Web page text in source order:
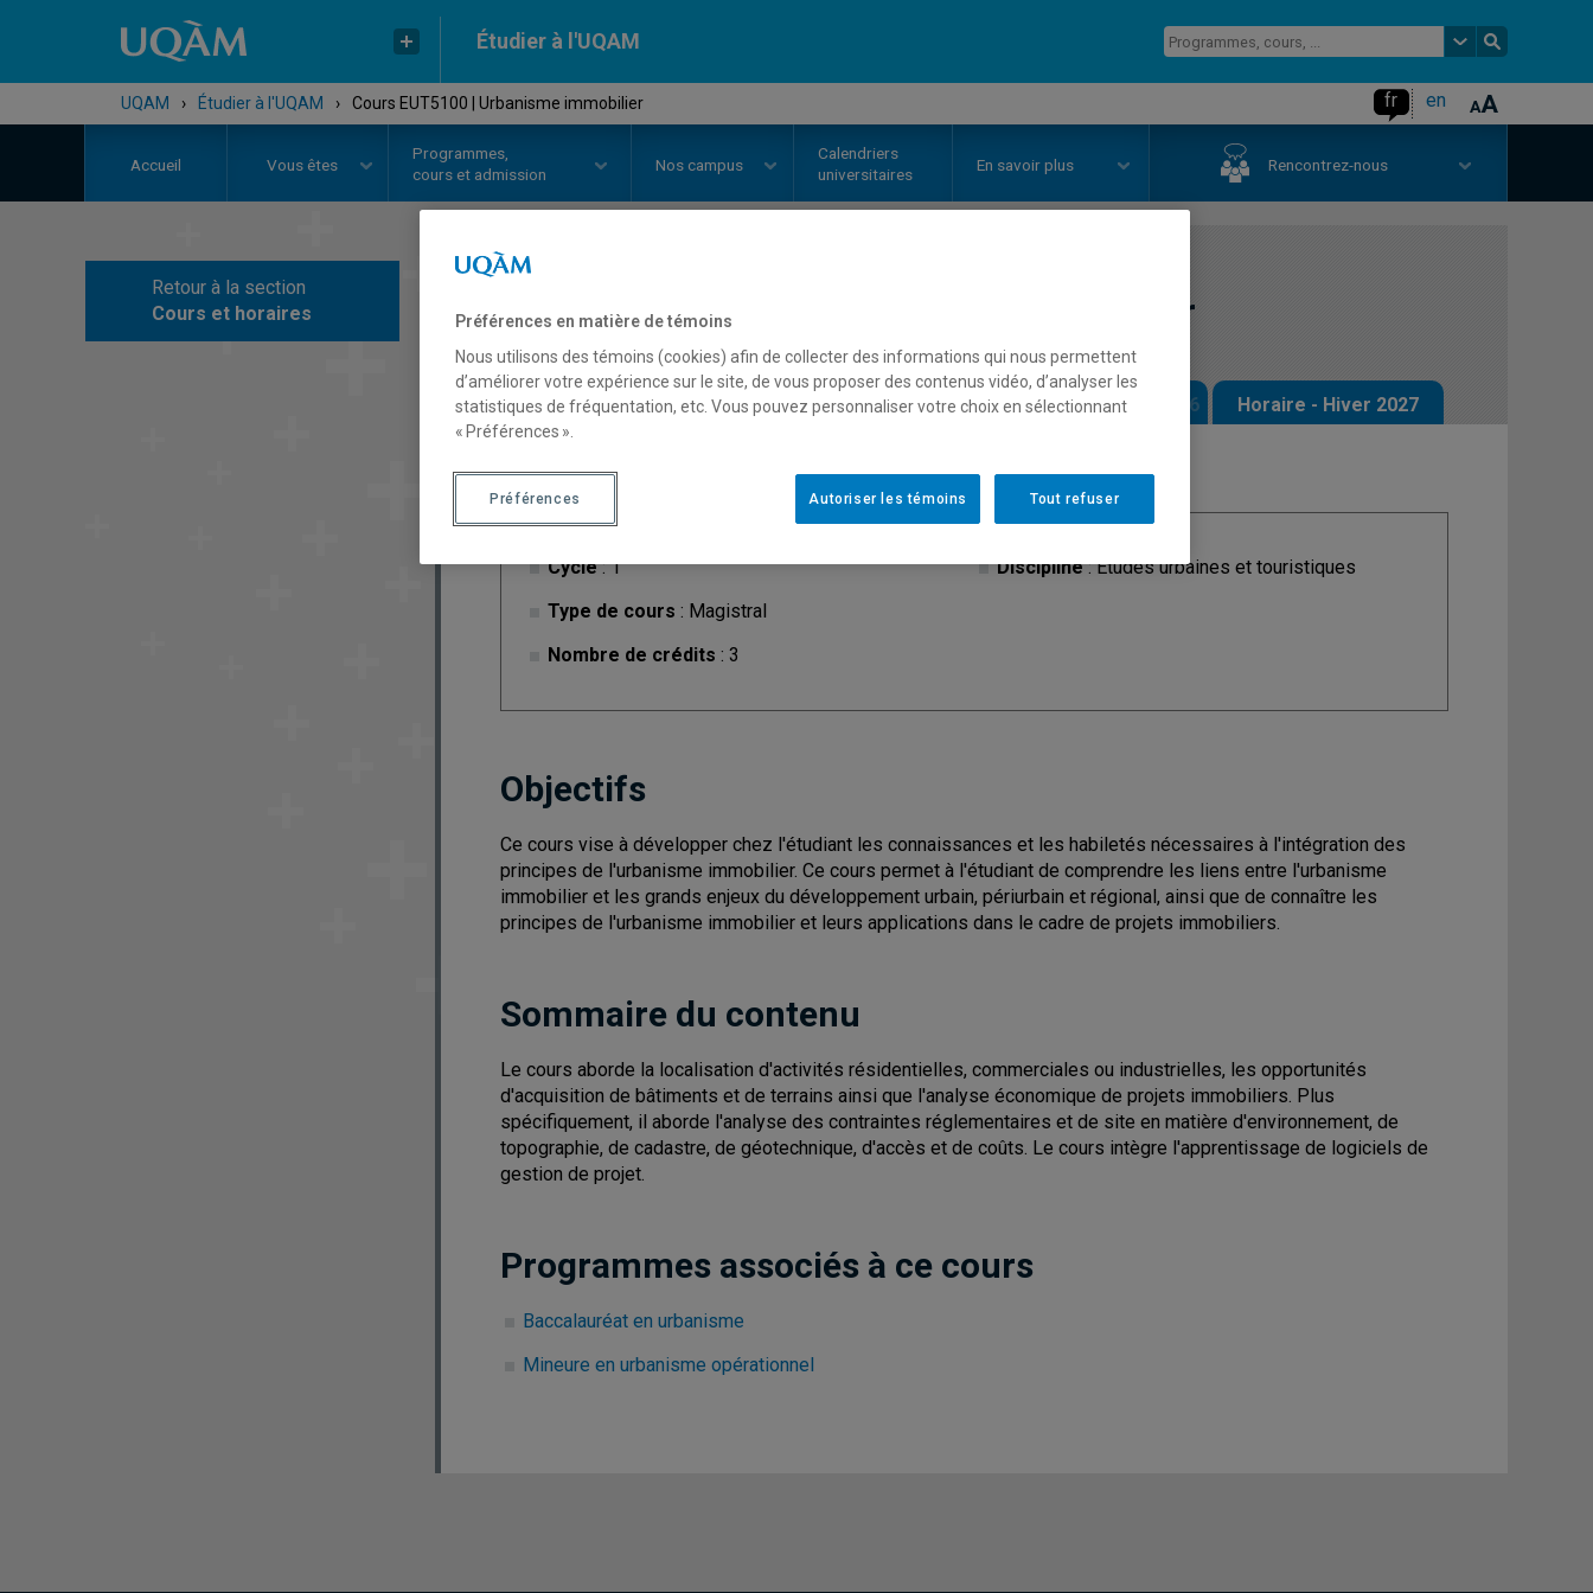
Étudier à l'UQAM
UQAM › Étudier à l'UQAM › Cours EUT5100 | Urbanisme immobilier fr en
Accueil Vous êtes
Programmes,
cours et admission
Nos campus
Calendriers
universitaires
En savoir plus Rencontrez-nous
Retour à la section
Cours et horaires
COURS// EUT5100 Urbanisme immobilier
Description Horaire - Été 2026 Horaire - Automne 2026 Horaire - Hiver 2027
Cycle: 1
Type de cours : Magistral
Nombre de crédits : 3
Discipline: Études urbaines et touristiques
Objectifs
Ce cours vise à développer chez l'étudiant les connaissances et les habiletés nécessaires à l'intégration des
principes de l'urbanisme immobilier. Ce cours permet à l'étudiant de comprendre les liens entre l'urbanisme
immobilier et les grands enjeux du développement urbain, périurbain et régional, ainsi que de connaître les
principes de l'urbanisme immobilier et leurs applications dans le cadre de projets immobiliers.
Sommaire du contenu
Le cours aborde la localisation d'activités résidentielles, commerciales ou industrielles, les opportunités
d'acquisition de bâtiments et de terrains ainsi que l'analyse économique de projets immobiliers. Plus
spécifiquement, il aborde l'analyse des contraintes réglementaires et de site en matière d'environnement, de
topographie, de cadastre, de géotechnique, d'accès et de coûts. Le cours intègre l'apprentissage de logiciels de
gestion de projet.
Programmes associés à ce cours
Baccalauréat en urbanisme
Mineure en urbanisme opérationnel
Préférences en matière de témoins
Nous utilisons des témoins (cookies) afin de collecter des informations qui nous permettent
d’améliorer votre expérience sur le site, de vous proposer des contenus vidéo, d’analyser les
statistiques de fréquentation, etc. Vous pouvez personnaliser votre choix en sélectionnant
« Préférences ».
Tout refuser
Autoriser les témoins
Préférences